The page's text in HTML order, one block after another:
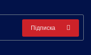
Підписка